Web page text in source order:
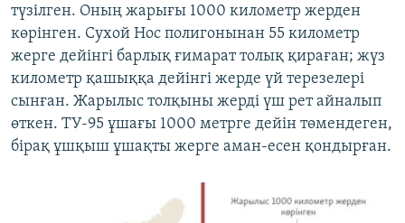
түзілген. Оның жарығы 1000 километр жерден
көрінген. Сухой Нос полигонынан 55 километр
жерге дейінгі барлық ғимарат толық қираған; жүз
километр қашыққа дейінгі жерде үй терезелері
сынған. Жарылыс толқыны жерді үш рет айналып
өткен. ТУ-95 ұшағы 1000 метрге дейін төмендеген,
бірақ ұшқыш ұшақты жерге аман-есен қондырған.